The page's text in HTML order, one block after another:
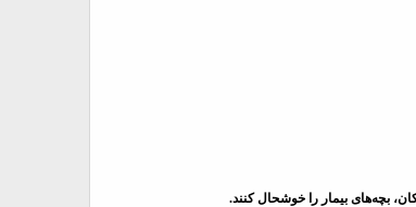
بچه‌های بیمار را خوشحال کنند.